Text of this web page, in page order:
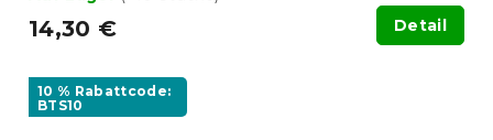
14,30 € Detail
10 % Rabattcode:
BTS10